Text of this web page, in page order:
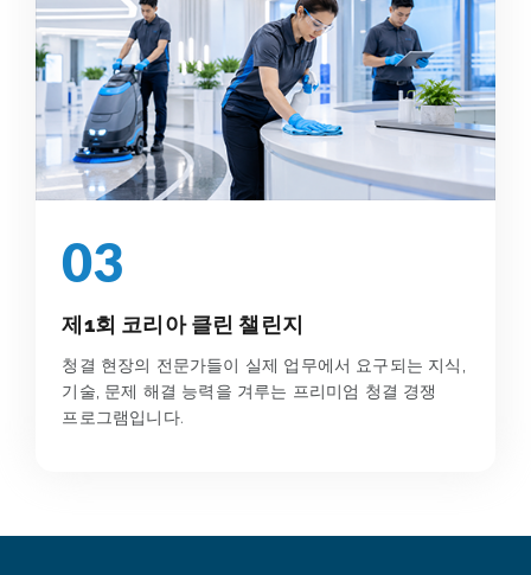
03
제1회 코리아 클린 챌린지
청결 현장의 전문가들이 실제 업무에서 요구되는 지식,
기술, 문제 해결 능력을 겨루는 프리미엄 청결 경쟁
프로그램입니다.